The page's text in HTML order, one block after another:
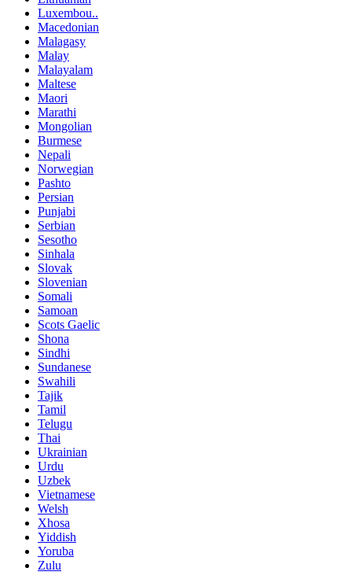
Luxembou..
Macedonian
Malagasy
Malay
Malayalam
Maltese
Maori
Marathi
Mongolian
Burmese
Nepali
Norwegian
Pashto
Persian
Punjabi
Serbian
Sesotho
Sinhala
Slovak
Slovenian
Somali
Samoan
Scots Gaelic
Shona
Sindhi
Sundanese
Swahili
Tajik
Tamil
Telugu
Thai
Ukrainian
Urdu
Uzbek
Vietnamese
Welsh
Xhosa
Yiddish
Yoruba
Zulu